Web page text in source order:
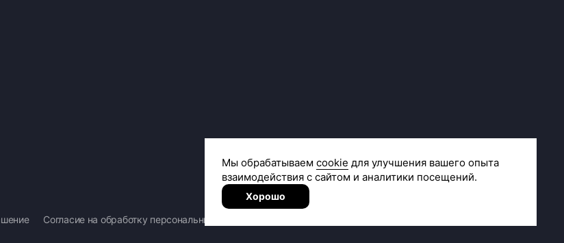
Сделано в
Согласие на обработку персональных данных